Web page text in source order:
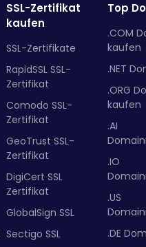
SSL-Zertifikat
kaufen
SSL-Zertifikate
RapidSSL SSL-
Zertifikat
Comodo SSL-
Zertifikat
GeoTrust SSL-
Zertifikat
DigiCert SSL
Zertifikat
GlobalSign SSL
Sectigo SSL
Top
.COM
kaufen
.NET
.ORG
kaufen
.AI
.IO
.US
.DE